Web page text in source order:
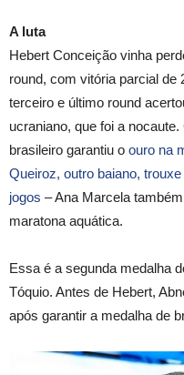
A luta
Hebert Conceição vinha
round, com vitória parcial de
terceiro e último round
ucraniano, que foi a
brasileiro garantiu o ouro na
Queiroz, outro baiano,
jogos – Ana Marcela
maratona aquática.
Essa é a segunda medalha
Tóquio. Antes de Hebert,
após garantir a medalha de